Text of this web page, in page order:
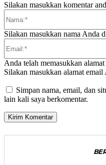
Silakan masukkan komentar
Silakan masukkan nama Anda
Anda telah memasukkan
Silakan masukkan alamat
Simpan nama, email, dan
lain kali saya berkomentar.